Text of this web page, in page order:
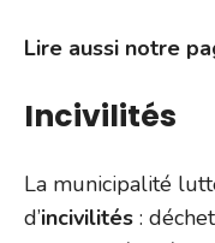
Lire aussi notre
Incivilités
La municipalité
d’incivilités :